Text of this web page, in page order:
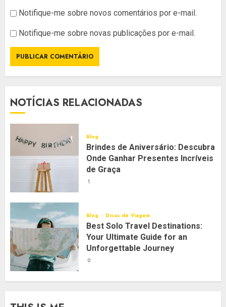
Notifique-me sobre novos comentários por e-mail.
Notifique-me sobre novas publicações por e-mail.
NOTÍCIAS RELACIONADAS
Blog
Brindes de Aniversário: Descubra
Onde Ganhar Presentes Incríveis
de Graça
1
Blog Dicas de Viagem
Best Solo Travel Destinations:
Your Ultimate Guide for an
Unforgettable Journey
0